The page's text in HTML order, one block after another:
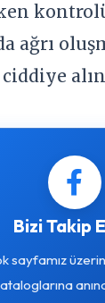
ağrı
Bizi Takip
sayfamız